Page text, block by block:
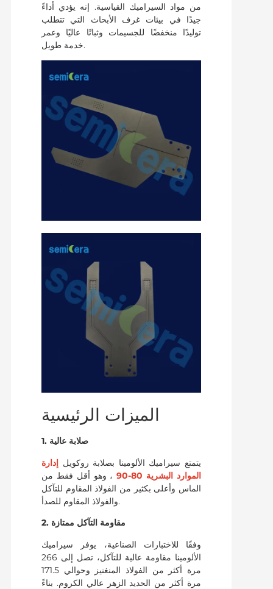
من مواد السيراميك القياسية. إنه يؤدي أداءً
جيدًا في بيئات غرف الأبحاث التي تتطلب
توليدًا منخفضًا للجسيمات وثباتًا عاليًا وعمر
خدمة طويل.
الميزات الرئيسية
1. صلابة عالية
يتمتع سيراميك الألومينا بصلابة روكويلإدارة
الموارد البشرية 80-90
، وهو أقل فقط من
الماس وأعلى بكثير من الفولاذ المقاوم للتآكل
والفولاذ المقاوم للصدأ.
وفقًا للاختبارات الصناعية، يوفر سيراميك
الألومينا مقاومة عالية للتآكل، تصل إلى 266
مرة أكثر من الفولاذ المنغنيز وحوالي 171.5
مرة أكثر من الحديد الزهر عالي الكروم. بناءً